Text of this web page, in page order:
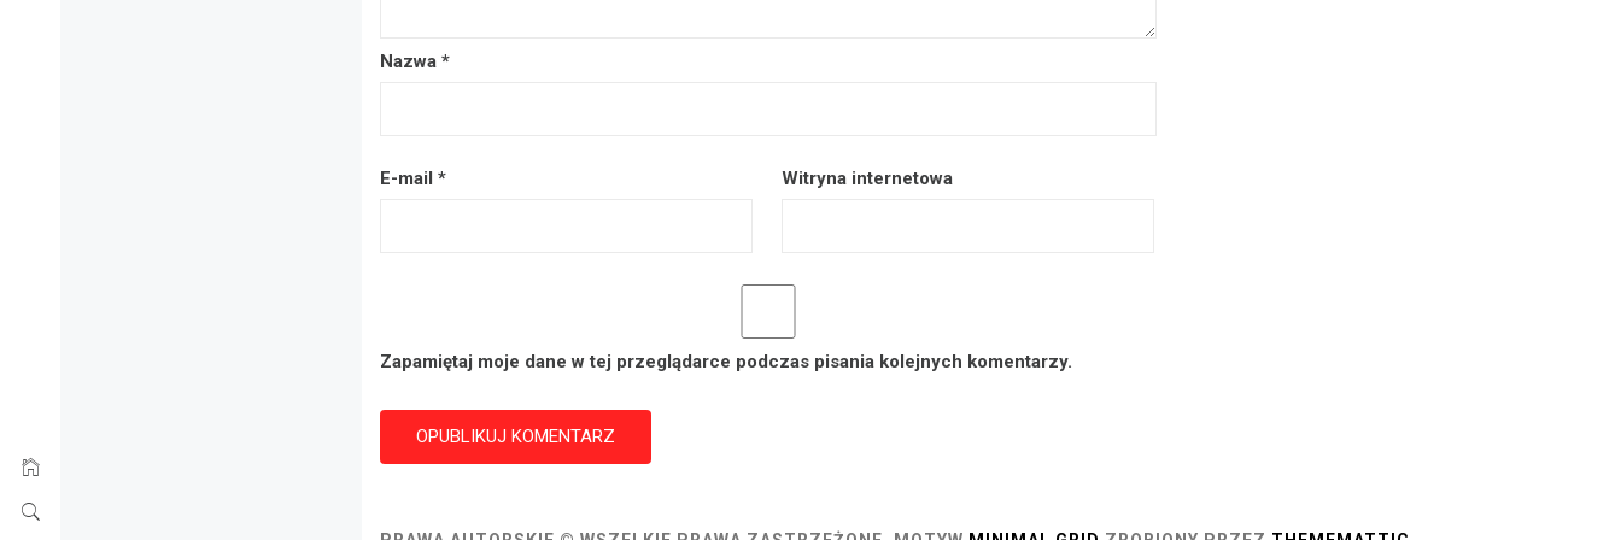
Nazwa *
E-mail * Witryna internetowa
Zapamiętaj moje dane w tej przeglądarce podczas pisania kolejnych komentarzy.